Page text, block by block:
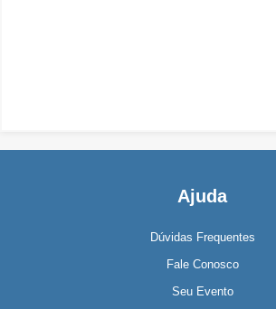
Ajuda
Dúvidas Frequentes
Fale Conosco
Seu Evento